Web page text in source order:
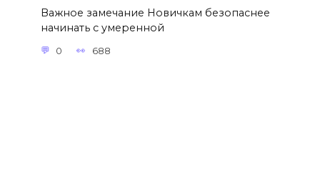
Важное замечание Новичкам безопаснее
начинать с умеренной
0 688